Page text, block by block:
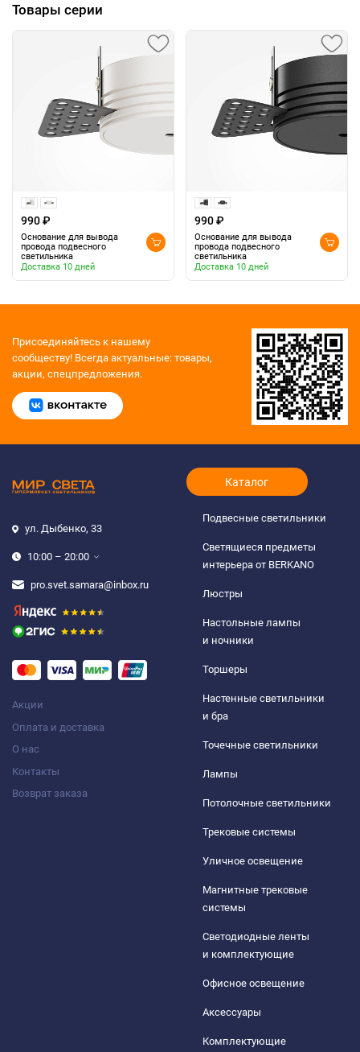
Товары серии
990 ₽
Основание для вывода
провода подвесного
светильника
Доставка 10 дней
990 ₽
Основание для вывода
провода подвесного
светильника
Доставка 10 дней
Присоединяйтесь к нашему
сообществу! Всегда актуальные: товары,
акции, спецпредложения.
ул. Дыбенко, 33
10:00 – 20:00
pro.svet.samara@inbox.ru
Акции
Оплата и доставка
О нас
Контакты
Возврат заказа
Каталог
Подвесные светильники
Светящиеся предметы
интерьера от BERKANO
Люстры
Настольные лампы
и ночники
Торшеры
Настенные светильники
и бра
Точечные светильники
Лампы
Потолочные светильники
Трековые системы
Уличное освещение
Магнитные трековые
системы
Светодиодные ленты
и комплектующие
Офисное освещение
Аксессуары
Комплектующие